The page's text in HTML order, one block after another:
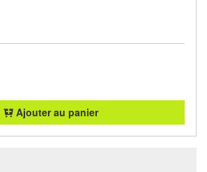
Ajouter au panier